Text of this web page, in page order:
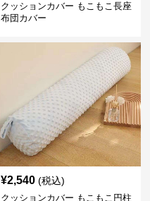
クッションカバー もこもこ長座
布団カバー
¥2,540 (税込)
クッションカバー もこもこ円柱